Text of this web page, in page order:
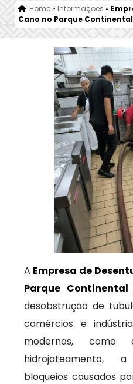
Home» Informações »
Cano no Parque
A Empresa de
Parque Continental
desobstrução de
comércios e
modernas,
hidrojateamento,
bloqueios causados